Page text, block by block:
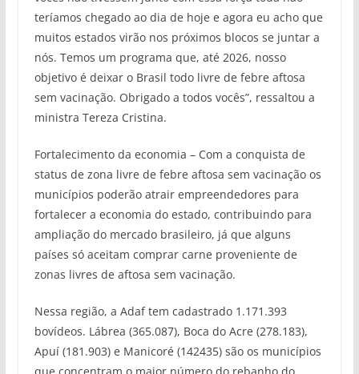
teríamos chegado ao dia de hoje e agora eu acho que
muitos estados virão nos próximos blocos se juntar a
nós. Temos um programa que, até 2026, nosso
objetivo é deixar o Brasil todo livre de febre aftosa
sem vacinação. Obrigado a todos vocês”, ressaltou a
ministra Tereza Cristina.
Fortalecimento da economia – Com a conquista de
status de zona livre de febre aftosa sem vacinação os
municípios poderão atrair empreendedores para
fortalecer a economia do estado, contribuindo para
ampliação do mercado brasileiro, já que alguns
países só aceitam comprar carne proveniente de
zonas livres de aftosa sem vacinação.
Nessa região, a Adaf tem cadastrado 1.171.393
bovídeos. Lábrea (365.087), Boca do Acre (278.183),
Apuí (181.903) e Manicoré (142435) são os municípios